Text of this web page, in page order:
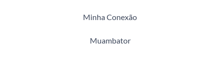
Minha Conexão
Muambator